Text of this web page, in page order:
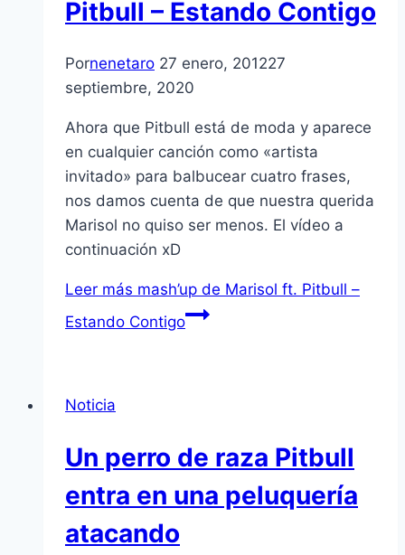
Pitbull – Estando Contigo
Pornenetaro 27 enero, 201227
septiembre, 2020
Ahora que Pitbull está de moda y aparece
en cualquier canción como «artista
invitado» para balbucear cuatro frases,
nos damos cuenta de que nuestra querida
Marisol no quiso ser menos. El ví­deo a
continuación xD
Leer más mash’up de Marisol ft. Pitbull –
Estando Contigo
Noticia
Un perro de raza Pitbull
entra en una peluquerí­a
atacando